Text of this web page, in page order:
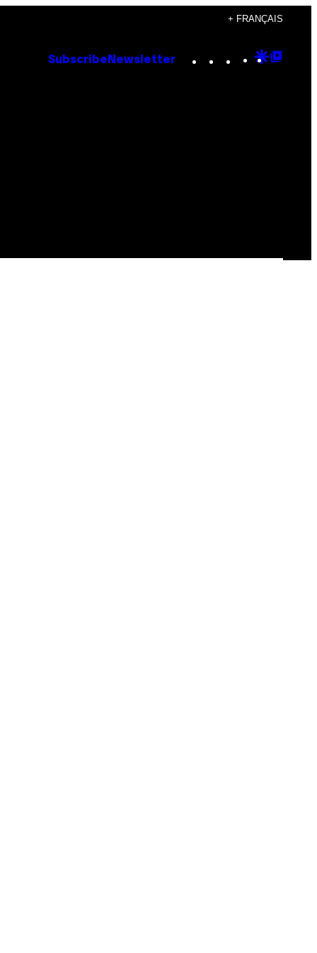
+ FRANÇAIS
Subscribe Newsletter Instagram
TikTok
YouTube
Google